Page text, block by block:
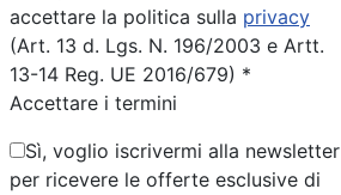
accettare la politica sulla privacy
(Art. 13 d. Lgs. N. 196/2003 e Artt.
13-14 Reg. UE 2016/679) *
Accettare i termini
Sì, voglio iscrivermi alla newsletter
per ricevere le offerte esclusive di